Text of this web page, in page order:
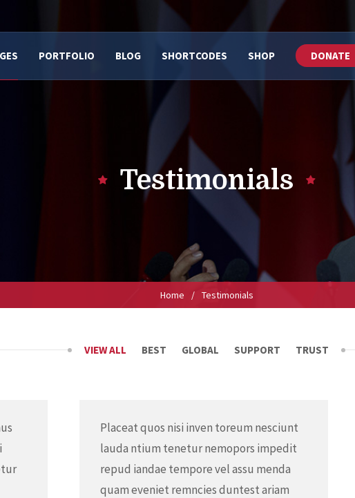
PORTFOLIO BLOG SHORTCODES SHOP DONATE
Testimonials
Home / Testimonials
VIEW ALL BEST GLOBAL SUPPORT TRUST
Placeat quos nisi inven toreum nesciunt
lauda ntium tenetur nemopors impedit
repud iandae tempore vel assu menda
quam eveniet remncies duntest ariam